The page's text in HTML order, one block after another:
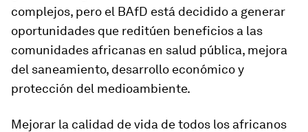
complejos, pero el BAfD está decidido a generar
oportunidades que reditúen beneficios a las
comunidades africanas en salud pública, mejora
del saneamiento, desarrollo económico y
protección del medioambiente.
Mejorar la calidad de vida de todos los africanos